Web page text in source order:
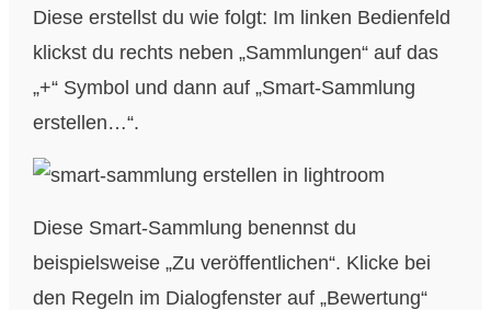
Diese erstellst du wie folgt: Im linken Bedienfeld
klickst du rechts neben „Sammlungen“ auf das
„+“ Symbol und dann auf „Smart-Sammlung
erstellen…“.
Diese Smart-Sammlung benennst du
beispielsweise „Zu veröffentlichen“. Klicke bei
den Regeln im Dialogfenster auf „Bewertung“